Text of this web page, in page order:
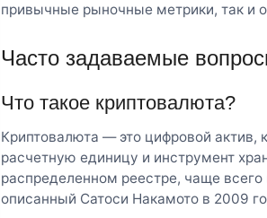
привычные рыночные метрики, так и
Часто задаваемые
Что такое криптовалюта?
Криптовалюта — это цифровой актив,
расчетную единицу и инструмент
распределенном реестре, чаще
описанный Сатоси Накамото в 2009